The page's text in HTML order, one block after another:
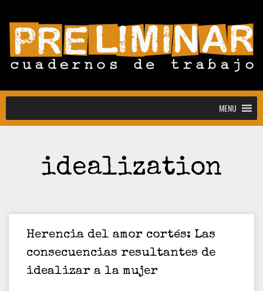
MENU
Convocatoria abierta para la colección
Estudiantes
Cuadernos de Trabajo: colección
estudiantes y docentes
Convocatoria Preliminar: 3ra
MENU
idealization
Herencia del amor cortés: Las
consecuencias resultantes de
idealizar a la mujer